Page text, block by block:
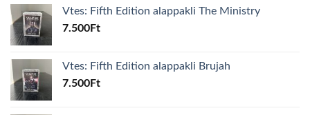
Vtes: Fifth Edition alappakli The Ministry
7.500Ft
Vtes: Fifth Edition alappakli Brujah
7.500Ft